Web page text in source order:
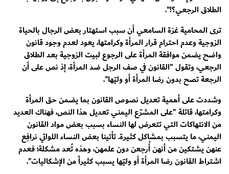
الطلاق الرجعي؟!".
ترى المحاميةغزة السامعيأن سبب استهتار بعض الرجال بالحياة
الزوجية وعدم احترام قرار المرأة وكرامتها، يعود لعدم وجود قانون
واضح يضمن موافقة المرأة على الرجوع لبيت الزوجية بعد الطلاق
الرجعي، وتقول "القانون في صف الرجل ضد المرأة، إذ نص على أن
الرجعة تصح بدون رضا المرأة أو وليّها".
وشددت على أهمية تعديل نصوص القانون بما يضمن حق المرأة
وكرامتها، قائلة "على المشرّع اليمني تعديل هذا النص، فهناك العديد
من الانتهاكات التي تتعرض لها النساء بسبب بعض مواد القانون
اليمني، ما يتسبب بمشاكل كثيرة. تأتينا بعض النساء اللواتي نرافِع
عنهن يشتكين من أنهن أُرجعن دون علمهن، وهذه تُعد مشكلة؛ فعدم
اشتراط القانون رضا المرأة أو وليّها يسبب كثيراً من الإشكاليات".